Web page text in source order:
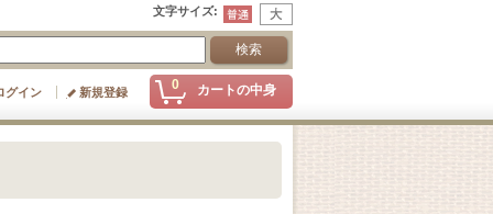
文字サイズ:
0 カートの中身
グイン 新規登録